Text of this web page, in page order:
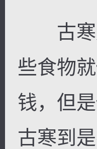
古寒走
些食物
钱，但
古寒到